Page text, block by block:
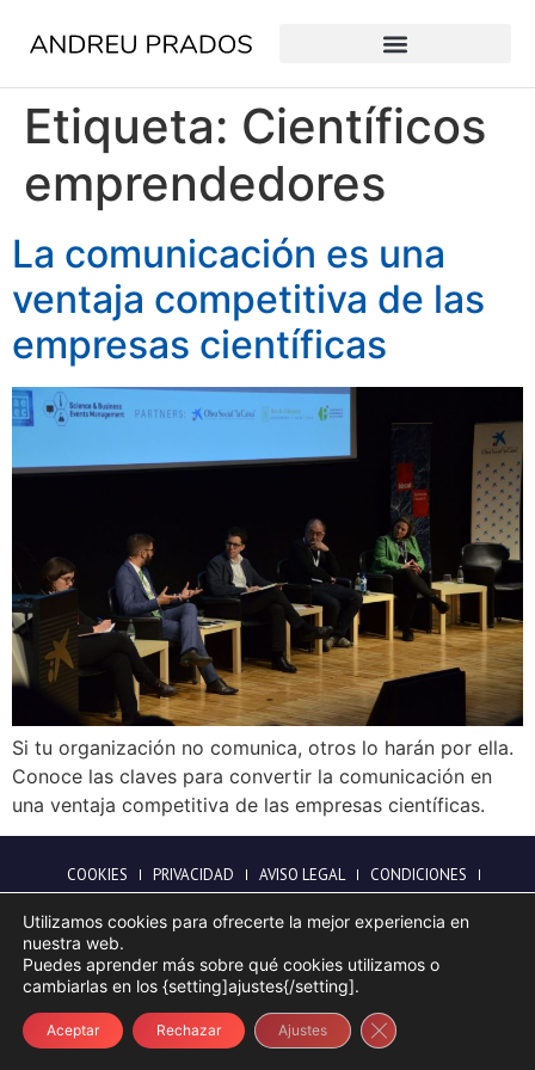
Etiqueta: Científicos
emprendedores
La comunicación es una
ventaja competitiva de las
empresas científicas
Si tu organización no comunica, otros lo harán por ella.
Conoce las claves para convertir la comunicación en
una ventaja competitiva de las empresas científicas.
COOKIES PRIVACIDAD AVISO LEGAL
CONDICIONES
Copyright Andreu Prados. Todos los derechos reservados
Utilizamos cookies para ofrecerte la mejor experiencia en
nuestra web.
Puedes aprender más sobre qué cookies utilizamos o
cambiarlas en los {setting]ajustes{/setting].
Aceptar Rechazar Ajustes Cerrar el banner de